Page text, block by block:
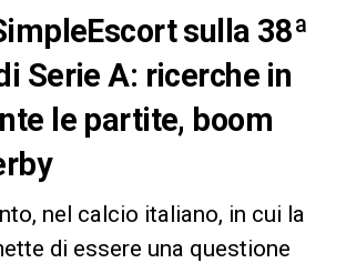
sulla 38ª
Serie A: ricerche in
le partite, boom
nel calcio italiano, in cui la
di essere una questione